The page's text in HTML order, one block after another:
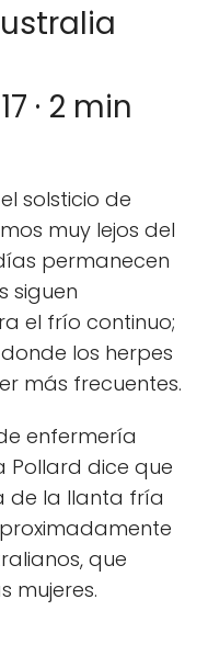
· 2 min
solsticio de
muy lejos del
permanecen
siguen
el frío continuo;
los herpes
más frecuentes.
enfermería
Pollard dice que
de la llanta fría
que
mujeres.